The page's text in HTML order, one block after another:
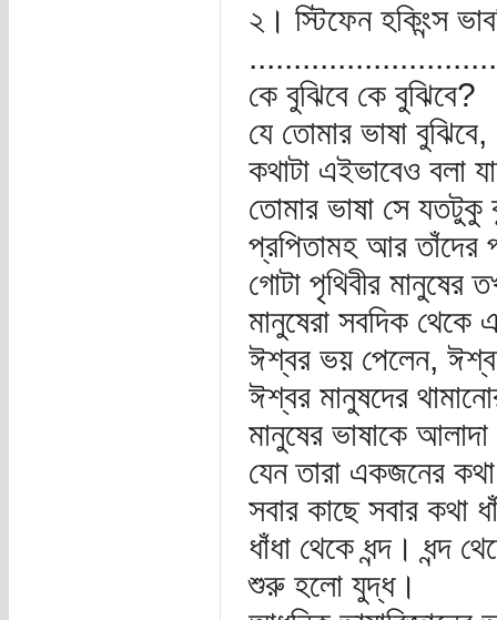
২। স্টিফেন হকিংন্স
কে বুঝিবে কে বুঝিবে?
যে তোমার ভাষা
কথাটা এইভাবেও বলা
তোমার ভাষা সে
প্রপিতামহ আর তাঁদের
গোটা পৃথিবীর মানুষের
মানুষেরা সবদিক থেকে
ঈশ্বর ভয় পেলেন,
ঈশ্বর মানুষদের
মানুষের ভাষাকে
যেন তারা একজনের
সবার কাছে সবার কথা
ধাঁধা থেকে ধন্দ। ধন্দ
শুরু হলো যুদ্ধ।